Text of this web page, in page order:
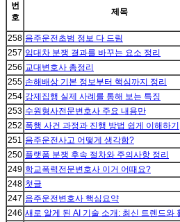
번
호
제목
258 음주운전초범 정보 다 드림
257 임대차 분쟁 결과를 바꾸는 요소 정리
256 교대변호사 총정리
255 손해배상 기본 정보부터 핵심까지 정리
254 강제집행 실제 사례를 통해 보는 특징
253 수원형사전문변호사 주요 내용만
252 폭행 사건 과정과 진행 방법 쉽게 이해하기
251 음주운전사고 어떻게 생각함?
250 플랫폼 분쟁 후속 절차와 주의사항 정리
249 학교폭력전문변호사 이거 어때요?
248 첫글
247 음주운전변호사 핵심요약
246 새로 알게 된 AI 기술 소개: 최신 트렌드와